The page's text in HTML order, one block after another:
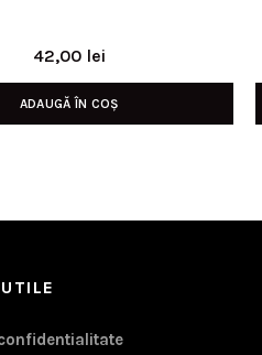
42,00 lei
ADAUGĂ ÎN COȘ